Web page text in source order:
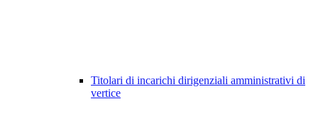
Titolari di incarichi dirigenziali amministrativi di
vertice